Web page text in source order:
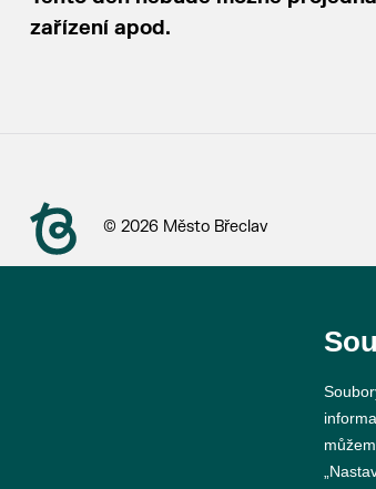
zařízení apod.
© 2026 Město Břeclav